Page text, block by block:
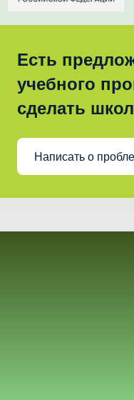
Есть
учебного
сделать
Написать о